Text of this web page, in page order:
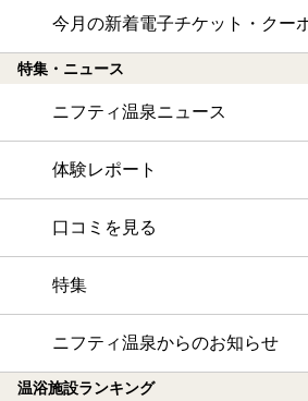
今月の新着電子チケット・クー
特集・ニュース
ニフティ温泉ニュース
体験レポート
口コミを見る
特集
ニフティ温泉からのお知らせ
温浴施設ランキング